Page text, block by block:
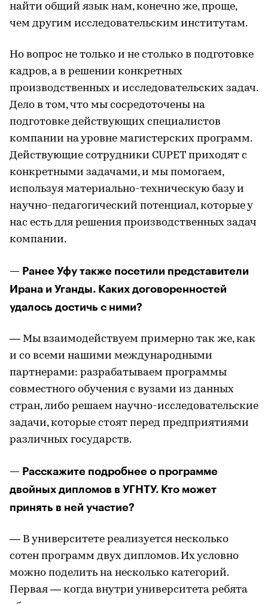
найти общий язык нам, конечно же, проще,
чем другим исследовательским институтам.
Но вопрос не только и не столько в подготовке
кадров, а в решении конкретных
производственных и исследовательских задач.
Дело в том, что мы сосредоточены на
подготовке действующих специалистов
компании на уровне магистерских программ.
Действующие сотрудники CUPET приходят с
конкретными задачами, и мы помогаем,
используя материально-техническую базу и
научно-педагогический потенциал, которые у
нас есть для решения производственных задач
компании.
— Ранее Уфу также посетили представители
Ирана и Уганды. Каких договоренностей
удалось достичь с ними?
— Мы взаимодействуем примерно так же, как
и со всеми нашими международными
партнерами: разрабатываем программы
совместного обучения с вузами из данных
стран, либо решаем научно-исследовательские
задачи, которые стоят перед предприятиями
различных государств.
— Расскажите подробнее о программе
двойных дипломов в УГНТУ. Кто может
принять в ней участие?
— В университете реализуется несколько
сотен программ двух дипломов. Их условно
можно поделить на несколько категорий.
Первая — когда внутри университета ребята